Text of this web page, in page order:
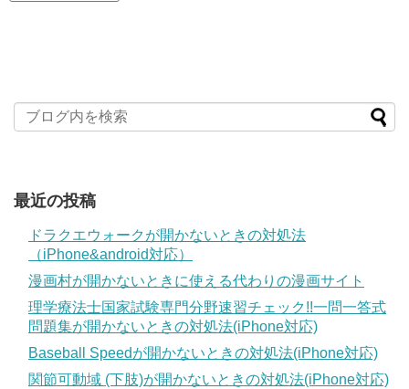
最近の投稿
ドラクエウォークが開かないときの対処法
（iPhone&android対応）
漫画村が開かないときに使える代わりの漫画サイト
理学療法士国家試験専門分野速習チェック!!一問一答式
問題集が開かないときの対処法(iPhone対応)
Baseball Speedが開かないときの対処法(iPhone対応)
関節可動域 (下肢)が開かないときの対処法(iPhone対応)